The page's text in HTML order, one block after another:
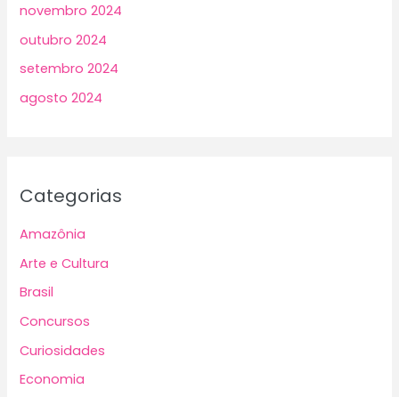
novembro 2024
outubro 2024
setembro 2024
agosto 2024
Categorias
Amazônia
Arte e Cultura
Brasil
Concursos
Curiosidades
Economia